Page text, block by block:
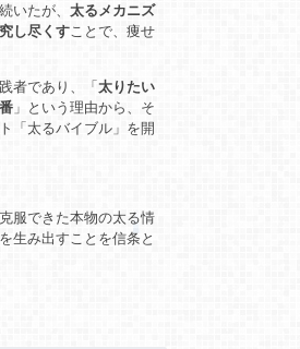
いたが、 太るメカニズ
し尽くす ことで、痩せ
者であり、「太りたい
」という理由から、そ
「太るバイブル」を開
服できた本物の太る情
生み出すことを信条と